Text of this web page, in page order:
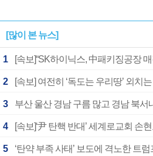
[많이 본 뉴스]
1 [속보]“SK하이닉스, 中패키징공장
2
3
4 [속보]‘尹 탄핵 반대’ 세계로교회 손
5